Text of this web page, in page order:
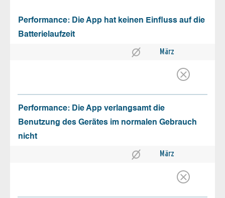
Performance: Die App hat keinen Einfluss auf die
Batterielaufzeit
März
Performance: Die App verlangsamt die
Benutzung des Gerätes im normalen Gebrauch
nicht
März